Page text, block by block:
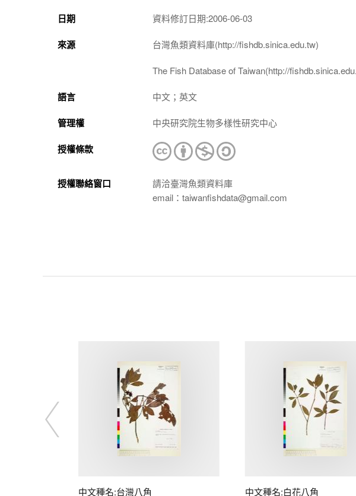
日期 資料修訂日期:2006-06-03
來源 台灣魚類資料庫(http://fishdb.sinica.edu.tw)
The Fish Database of Taiwan(http://
語言 中文；英文
管理權 中央研究院生物多樣性研究中心
授權條款
授權聯絡窗口
請洽臺灣魚類資料庫
email：taiwanfishdata@gmail.com
中文種名:台灣八角 中文種名:白花八角